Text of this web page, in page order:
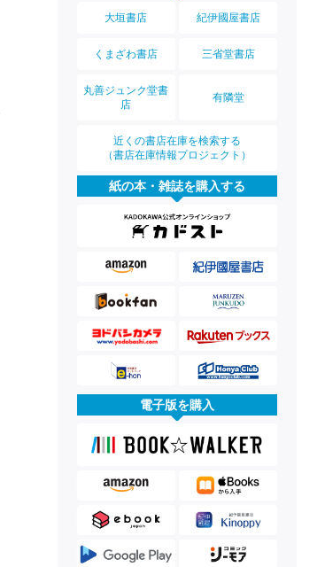
大垣書店 紀伊國屋書店
くまざわ書店 三省堂書店
丸善ジュンク堂書
店
有隣堂
近くの書店在庫を検索する
（書店在庫情報プロジェクト）
紙の本・雑誌を購入する
電子版を購入